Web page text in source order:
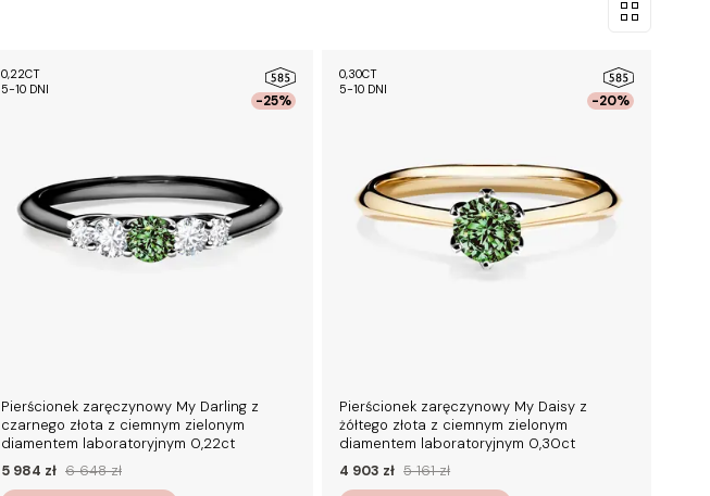
-25%
0,22CT
5-10 DNI
Pierścionek zaręczynowy My Darling z
czarnego złota z ciemnym zielonym
diamentem laboratoryjnym 0,22ct
5 984 zł 6 648 zł
-20%
0,30CT
5-10 DNI
Pierścionek zaręczynowy My Daisy z
żółtego złota z ciemnym zielonym
diamentem laboratoryjnym 0,30ct
4 903 zł 5 161 zł